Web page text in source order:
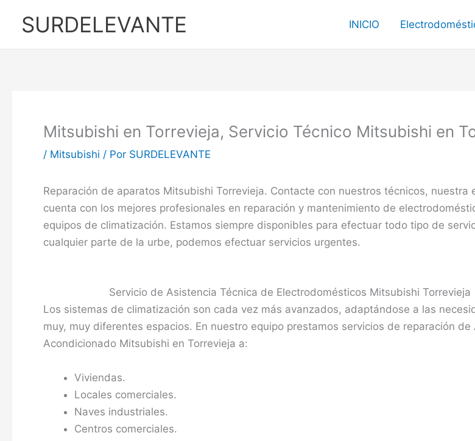
SURDELEVANTE INICIO
Mitsubishi en Torrevieja, Servicio Técnico Mitsubishi en
/ Mitsubishi / Por SURDELEVANTE
Reparación de aparatos Mitsubishi Torrevieja. Contacte con nuestros técnicos, nuestra
cuenta con los mejores profesionales en reparación y mantenimiento de
equipos de climatización. Estamos siempre disponibles para efectuar todo tipo de
cualquier parte de la urbe, podemos efectuar servicios urgentes.
Servicio de Asistencia Técnica de Electrodomésticos Mitsubishi Torrevieja
Los sistemas de climatización son cada vez más avanzados, adaptándose a las
muy, muy diferentes espacios. En nuestro equipo prestamos servicios de reparación de
Acondicionado Mitsubishi en Torrevieja a:
Viviendas.
Locales comerciales.
Naves industriales.
Centros comerciales.